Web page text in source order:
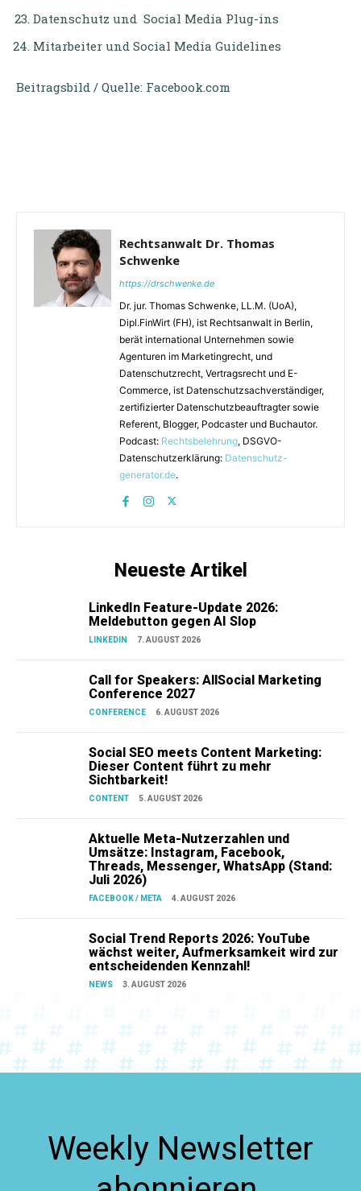
Datenschutz und Social Media Plug-ins
Mitarbeiter und Social Media Guidelines
Beitragsbild / Quelle: Facebook.com
Rechtsanwalt Dr. Thomas
Schwenke
https://drschwenke.de
Dr. jur. Thomas Schwenke, LL.M. (UoA),
Dipl.FinWirt (FH), ist Rechtsanwalt in Berlin,
berät international Unternehmen sowie
Agenturen im Marketingrecht, und
Datenschutzrecht, Vertragsrecht und E-
Commerce, ist Datenschutzsachverständiger,
zertifizierter Datenschutzbeauftragter sowie
Referent, Blogger, Podcaster und Buchautor.
Podcast: Rechtsbelehrung, DSGVO-
Datenschutzerklärung: Datenschutz-
generator.de.
Neueste Artikel
LinkedIn Feature-Update 2026:
Meldebutton gegen AI Slop
LINKEDIN 7. AUGUST 2026
Call for Speakers: AllSocial Marketing
Conference 2027
CONFERENCE 6. AUGUST 2026
Social SEO meets Content Marketing:
Dieser Content führt zu mehr
Sichtbarkeit!
CONTENT 5. AUGUST 2026
Aktuelle Meta-Nutzerzahlen und
Umsätze: Instagram, Facebook,
Threads, Messenger, WhatsApp (Stand:
Juli 2026)
FACEBOOK / META 4. AUGUST 2026
Social Trend Reports 2026: YouTube
wächst weiter, Aufmerksamkeit wird zur
entscheidenden Kennzahl!
NEWS 3. AUGUST 2026
Weekly Newsletter